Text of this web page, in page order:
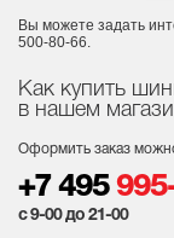
Как купить
в нашем
Оформить заказ
+7 495
с 9-00 до 21-00
Вы можете задать
500-80-66.